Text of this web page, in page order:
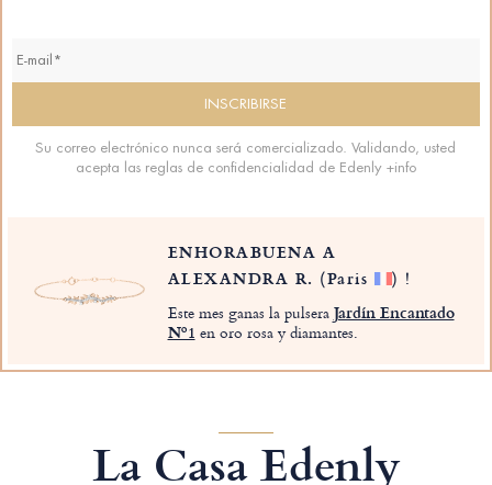
Su correo electrónico nunca será comercializado. Validando, usted
acepta las reglas de confidencialidad de Edenly +info
ENHORABUENA A
ALEXANDRA R. (Paris ) !
Este mes ganas la pulseraJardín Encantado
Nº1 en oro rosa y diamantes.
La Casa Edenly